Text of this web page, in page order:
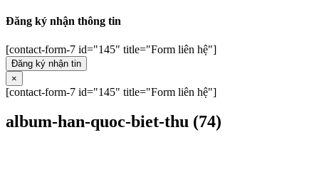
Đăng ký nhận thông tin
[contact-form-7 id="145" title="Form liên hệ"]
Đăng ký nhận tin
×
[contact-form-7 id="145" title="Form liên hệ"]
album-han-quoc-biet-thu (74)